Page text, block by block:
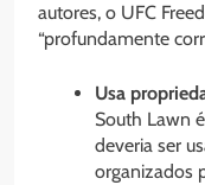
autores, o UFC
“profundamente
Usa
South Lawn
deveria ser
organizados